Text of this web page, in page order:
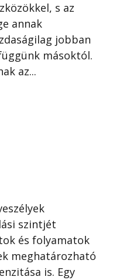
s az
annak
jobban
másoktól.
az...
szintjét
és folyamatok
meghatározható
is. Egy